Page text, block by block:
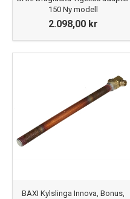
150 Ny modell
2.098,00 kr
BAXI Kylslinga Innova, Bonus,